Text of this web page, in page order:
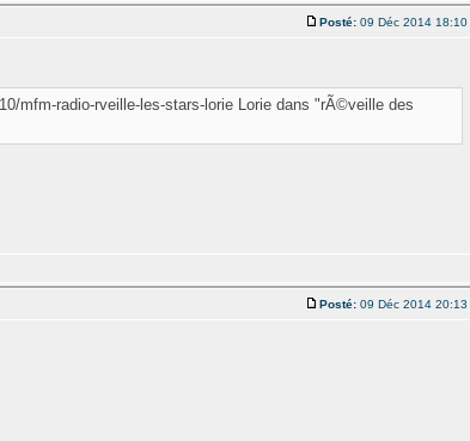
Posté: 09 Déc 2014 18:10
mfm-radio-rveille-les-stars-lorie Lorie dans "rÃ©veille des
Posté: 09 Déc 2014 20:13